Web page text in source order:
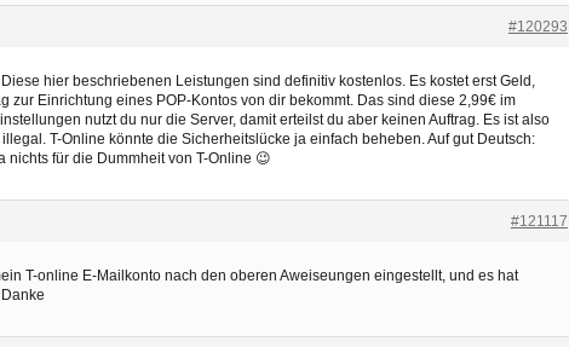
#120293
hier beschriebenen Leistungen sind definitiv kostenlos. Es kostet erst Geld,
zur Einrichtung eines POP-Kontos von dir bekommt. Das sind diese 2,99€ im
nutzt du nur die Server, damit erteilst du aber keinen Auftrag. Es ist also
T-Online könnte die Sicherheitslücke ja einfach beheben. Auf gut Deutsch:
nichts für die Dummheit von T-Online 😉
#121117
T-online E-Mailkonto nach den oberen Aweiseungen eingestellt, und es hat